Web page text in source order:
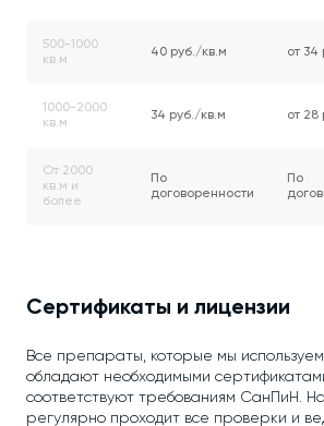
500-1000
кв.м
40 руб./кв.м от 34
1000-2000
кв.м
34 руб./кв.м от 28
От 2000
кв.м и
более
По
договоренности
По
Сертификаты и лицензии
Все препараты, которые мы
обладают необходимыми
соответствуют требованиям СанПиН.
регулярно проходит все проверки и